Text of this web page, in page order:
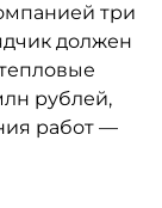
три
должен
рублей,
работ —